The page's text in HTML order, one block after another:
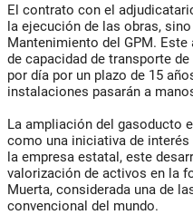
El contrato con el
la ejecución de las obras,
Mantenimiento del GPM.
de capacidad de transporte
por día por un plazo de 15
instalaciones pasarán a
La ampliación del gasoducto
como una iniciativa de
la empresa estatal, este
valorización de activos en la
Muerta, considerada una de
convencional del mundo.